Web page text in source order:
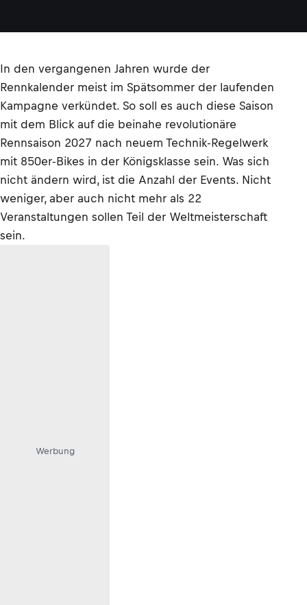
In den vergangenen Jahren wurde der
Rennkalender meist im Spätsommer der laufenden
Kampagne verkündet. So soll es auch diese Saison
mit dem Blick auf die beinahe revolutionäre
Rennsaison 2027 nach neuem Technik-Regelwerk
mit 850er-Bikes in der Königsklasse sein. Was sich
nicht ändern wird, ist die Anzahl der Events. Nicht
weniger, aber auch nicht mehr als 22
Veranstaltungen sollen Teil der Weltmeisterschaft
sein.
Werbung